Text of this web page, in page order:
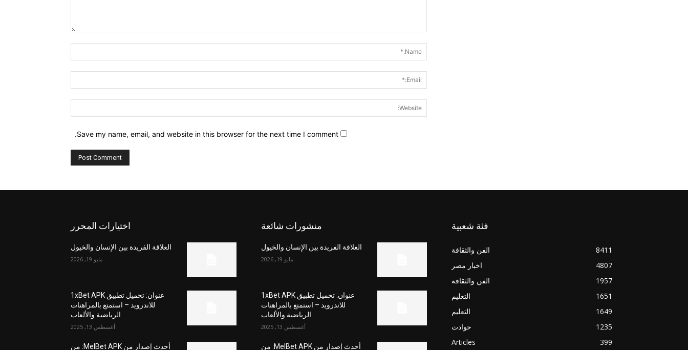
Save my name, email, and website in this browser for the next time I comment.
اختيارات المحرر
العلاقة الفريدة بين الإنسان والخيول
مايو 19, 2026
عنوان: تحميل تطبيق 1xBet APK
للاندرويد – استمتع بالمراهنات
الرياضية والألعاب
أغسطس 13, 2025
أحدث إصدار من MelBet APK: من
منشورات شائعة
العلاقة الفريدة بين الإنسان والخيول
مايو 19, 2026
عنوان: تحميل تطبيق 1xBet APK
للاندرويد – استمتع بالمراهنات
الرياضية والألعاب
أغسطس 13, 2025
أحدث إصدار من MelBet APK: من
فئة شعبية
الفن والثقافة
8411
اخبار مصر
4807
الفن والثقافة
1957
التعليم
1651
التعليم
1649
حوادث
1235
Articles
399